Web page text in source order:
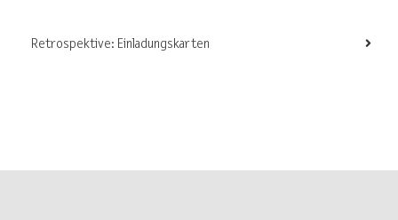
Retrospektive: Einladungskarten